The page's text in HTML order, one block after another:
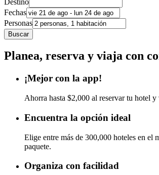
Fechas
Personas
Buscar
Planea, reserva y viaja con
¡Mejor con la app!
Ahorra hasta $2,000 al reservar tu hotel
Encuentra la opción ideal
Elige entre más de 300,000 hoteles en el
paquete.
Organiza con facilidad